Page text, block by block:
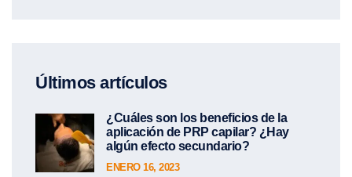
Últimos artículos
¿Cuáles son los beneficios de la
aplicación de PRP capilar? ¿Hay
algún efecto secundario?
ENERO 16, 2023